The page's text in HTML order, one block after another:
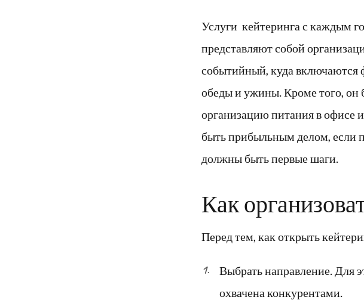
Услуги кейтеринга с каждым
представляют собой
событийный, куда
обеды и ужины. Кроме того, он
организацию питания в офисе
быть прибыльным делом, если
должны быть первые шаги.
Как
Перед тем, как открыть
Выбрать направление. Для
охвачена конкурентами.